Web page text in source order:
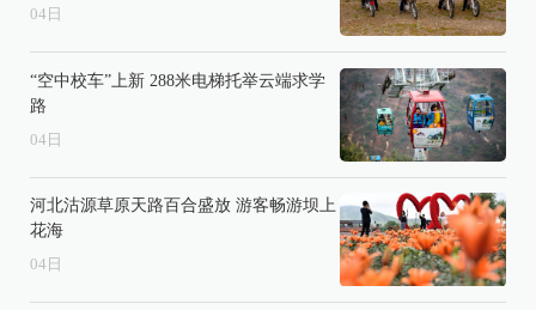
04 日
“空中校车”上新 288米电梯托举云端求学
路
04 日
河北沽源草原天路百合盛放 游客畅游坝上
花海
04 日